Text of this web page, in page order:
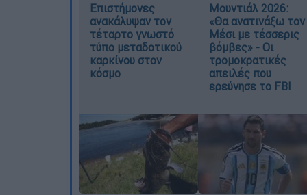
Επιστήμονες
ανακάλυψαν τον
τέταρτο γνωστό
τύπο μεταδοτικού
καρκίνου στον
κόσμο
Μουντιάλ 2026:
«Θα ανατινάξω τον
Μέσι με τέσσερις
βόμβες» - Οι
τρομοκρατικές
απειλές που
ερεύνησε το FBI